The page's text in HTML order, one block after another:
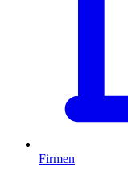
Firmen